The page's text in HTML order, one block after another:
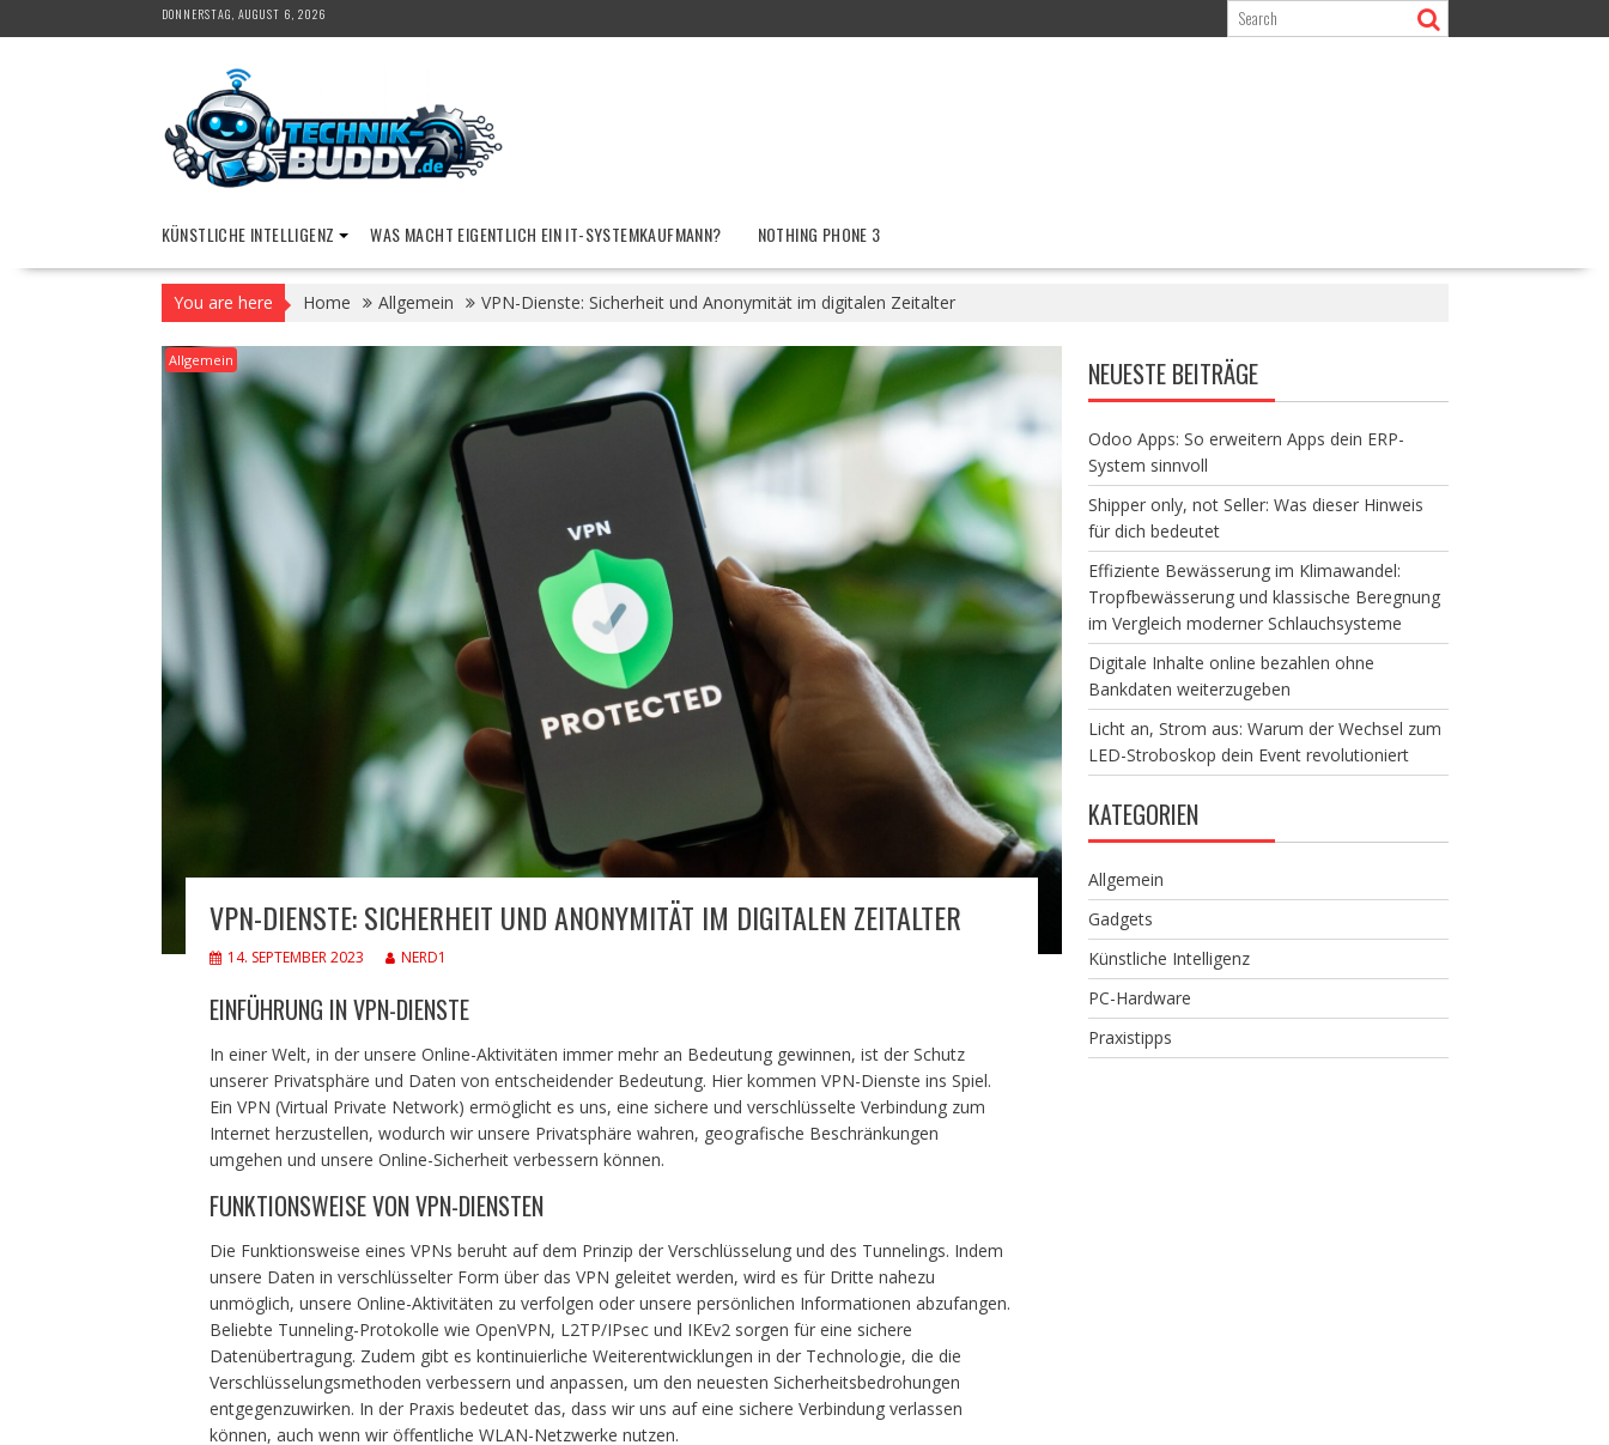
to
DONNERSTAG, AUGUST 6, 2026
KÜNSTLICHE INTELLIGENZ WAS MACHT EIGENTLICH EIN IT-SYSTEMKAUFMANN? NOTHING PHONE 3
You are here Home Allgemein VPN-Dienste: Sicherheit und Anonymität im digitalen Zeitalter
Allgemein
VPN-DIENSTE: SICHERHEIT UND ANONYMITÄT IM DIGITALEN ZEITALTER
14. SEPTEMBER 2023 NERD1
EINFÜHRUNG IN VPN-DIENSTE
In einer Welt, in der unsere Online-Aktivitäten immer mehr an Bedeutung gewinnen, ist der Schutz
unserer Privatsphäre und Daten von entscheidender Bedeutung. Hier kommen VPN-Dienste ins Spiel.
Ein VPN (Virtual Private Network) ermöglicht es uns, eine sichere und verschlüsselte Verbindung zum
Internet herzustellen, wodurch wir unsere Privatsphäre wahren, geografische Beschränkungen
umgehen und unsere Online-Sicherheit verbessern können.
FUNKTIONSWEISE VON VPN-DIENSTEN
Die Funktionsweise eines VPNs beruht auf dem Prinzip der Verschlüsselung und des Tunnelings. Indem
unsere Daten in verschlüsselter Form über das VPN geleitet werden, wird es für Dritte nahezu
unmöglich, unsere Online-Aktivitäten zu verfolgen oder unsere persönlichen Informationen abzufangen.
Beliebte Tunneling-Protokolle wie OpenVPN, L2TP/IPsec und IKEv2 sorgen für eine sichere
Datenübertragung. Zudem gibt es kontinuierliche Weiterentwicklungen in der Technologie, die die
Verschlüsselungsmethoden verbessern und anpassen, um den neuesten Sicherheitsbedrohungen
entgegenzuwirken. In der Praxis bedeutet das, dass wir uns auf eine sichere Verbindung verlassen
können, auch wenn wir öffentliche WLAN-Netzwerke nutzen.
NEUESTE BEITRÄGE
Odoo Apps: So erweitern Apps dein ERP-
System sinnvoll
Shipper only, not Seller: Was dieser Hinweis
für dich bedeutet
Effiziente Bewässerung im Klimawandel:
Tropfbewässerung und klassische Beregnung
im Vergleich moderner Schlauchsysteme
Digitale Inhalte online bezahlen ohne
Bankdaten weiterzugeben
Licht an, Strom aus: Warum der Wechsel zum
LED-Stroboskop dein Event revolutioniert
KATEGORIEN
Allgemein
Gadgets
Künstliche Intelligenz
PC-Hardware
Praxistipps